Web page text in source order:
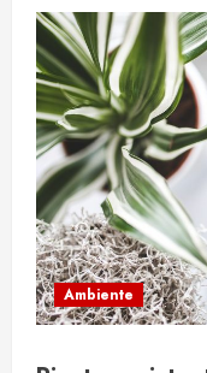
Ambiente